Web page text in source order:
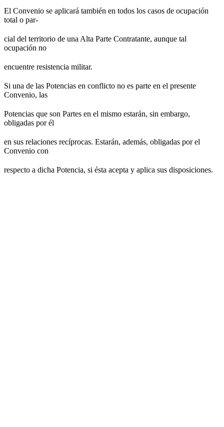
El Convenio se aplicará también en todos los casos de ocupación
total o par-
cial del territorio de una Alta Parte Contratante, aunque tal
ocupación no
encuentre resistencia militar.
Si una de las Potencias en conflicto no es parte en el presente
Convenio, las
Potencias que son Partes en el mismo estarán, sin embargo,
obligadas por él
en sus relaciones recíprocas. Estarán, además, obligadas por el
Convenio con
respecto a dicha Potencia, si ésta acepta y aplica sus disposiciones.